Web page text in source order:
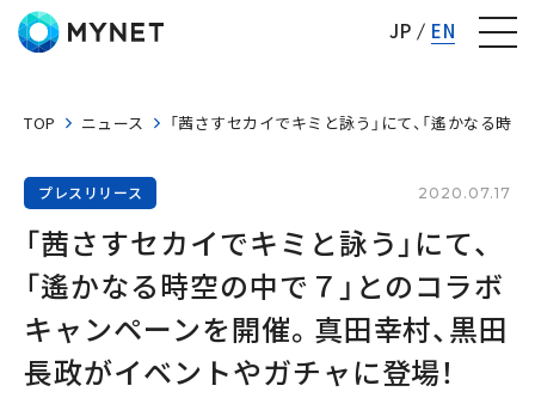
JP EN
TOP ニュース 「茜さすセカイでキミと詠う」にて、「遙かなる時
プレスリリース 2020.07.17
「茜さすセカイでキミと詠う」にて、
「遙かなる時空の中で７」とのコラボ
キャンペーンを開催。真田幸村、黒田
長政がイベントやガチャに登場！